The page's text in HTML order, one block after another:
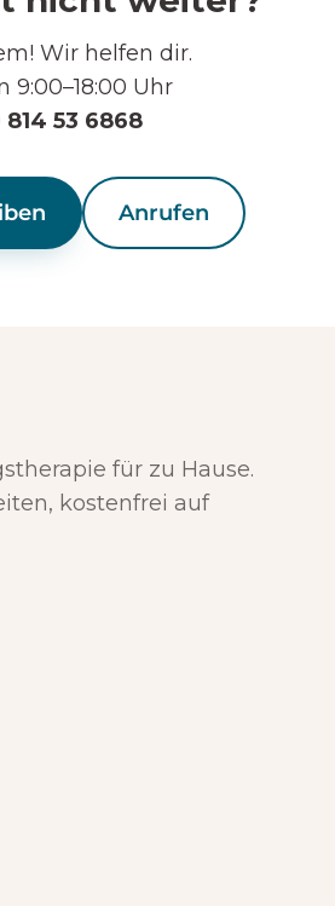
Wir helfen dir.
9:00–18:00 Uhr
814 53 6868
Anrufen
für zu Hause.
kostenfrei auf